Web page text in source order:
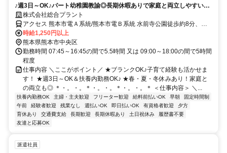
♪週3日～OK♪パート幼稚園教諭◎長期休暇ありで家庭と両立しやすい！
春・夏・冬休みあり♪扶養内勤務◎
株式会社総合プラント
アクセス 熊本市電Ａ系統/熊本市電Ｂ系統 水前寺公園徒歩約8分、熊
本市電Ａ系統/熊本市電Ｂ系統 市立体育館前徒歩約9分、熊本市電Ａ系
統/熊本市電Ｂ系統 国府（熊本県）徒歩約11分 熊本県熊本市中央区出
水３丁目
時給1,250円以上
熊本県熊本市中央区
勤務時間 07:45～16:45の間で5.5時間 又は 09:00～18:00の間で5時間
程度
仕事内容 ＼ここがポイント／ ★ブランクOK♪子育て経験も活かせま
す！ ★週3日～OK＆扶養内勤務OK♪ ★春・夏・冬休みあり！家庭と
の両立も◎ ＊・。・。＊・。・。＊・。・。＊ ＜仕事内容＞ ＼...
扶養内勤務OK 主婦・主夫歓迎 フリーター歓迎 給料前払いOK 早朝
固定時間制
午前
経験者歓迎 残業なし 週払いOK 即日払いOK 有資格者歓迎
夕方
育休あり
交通費支給 長期歓迎 長期休暇あり 土日祝休み
履歴書不要
友達と応募OK
派遣社員